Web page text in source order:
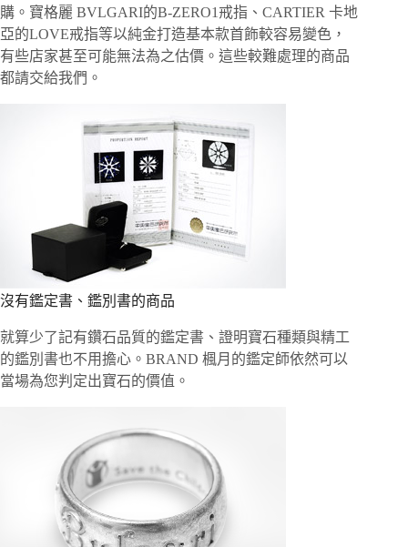
購。寶格麗 BVLGARI的B-ZERO1戒指、CARTIER 卡地
亞的LOVE戒指等以純金打造基本款首飾較容易變色，
有些店家甚至可能無法為之估價。這些較難處理的商品
都請交給我們。
沒有鑑定書、鑑別書的商品
就算少了記有鑽石品質的鑑定書、證明寶石種類與精工
的鑑別書也不用擔心。BRAND 楓月的鑑定師依然可以
當場為您判定出寶石的價值。